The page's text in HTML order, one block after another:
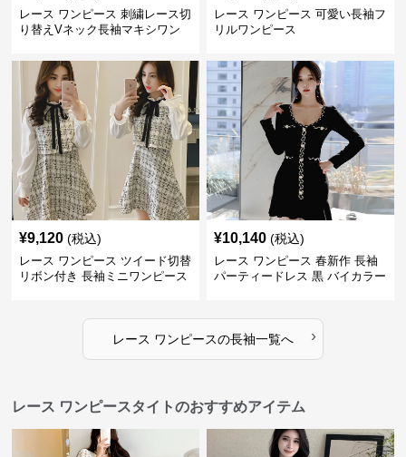
レース ワンピース 刺繍レース切
り替えVネック長袖マキシワン
レース ワンピース 可愛い長袖フ
リルワンピース
¥9,120 (税込)
レース ワンピース ツイード切替
リボン付き 長袖ミニワンピース
¥10,140 (税込)
レース ワンピース 春新作 長袖
パーティードレス 黒 バイカラー
レース ワンピースの長袖一覧へ ›
レース ワンピースタイトのおすすめアイテム